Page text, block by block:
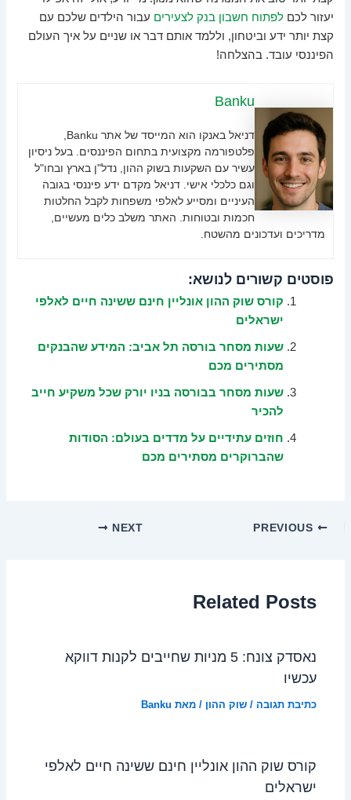
יעזור לכםלפתוח חשבון בנק לצעירים עבור הילדים שלכם עם
קצת יותר ידע וביטחון, וללמד אותם דבר או שניים על איך העולם
הפיננסי עובד. בהצלחה!
Banku
פלטפורמה מקצועית בתחום הפיננסים. בעל ניסיון
עשיר עם השקעות בשוק ההון, נדל"ן בארץ ובחו"ל
וגם כלכלי אישי. דניאל מקדם ידע פיננסי בגובה
העיניים ומסייע לאלפי משפחות לקבל החלטות
חכמות ובטוחות. האתר משלב כלים מעשיים,
מדריכים ועדכונים מהשטח.
פוסטים קשורים לנושא:
קורס שוק ההון אונליין חינם ששינה חיים לאלפי
ישראלים
שעות מסחר בורסה תל אביב: המידע שהבנקים
מסתירים מכם
שעות מסחר בבורסה בניו יורק שכל משקיע חייב
להכיר
חוזים עתידיים על מדדים בעולם: הסודות
שהברוקרים מסתירים מכם
NEXT
Related Posts
נאסדק צונח: 5 מניות שחייבים לקנות דווקא
עכשיו
כתיבת תגובה /שוק ההון / מאת Banku
קורס שוק ההון אונליין חינם ששינה חיים לאלפי
ישראלים